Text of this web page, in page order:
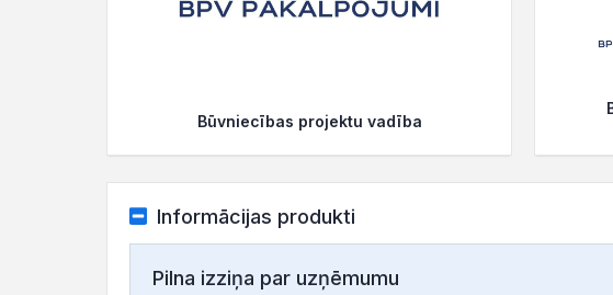
Būvniecības projektu vadība
Informācijas produkti
Pilna izziņa par uzņēmumu